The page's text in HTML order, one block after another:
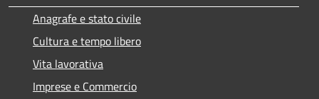
Anagrafe e stato civile
Cultura e tempo libero
Vita lavorativa
Imprese e Commercio